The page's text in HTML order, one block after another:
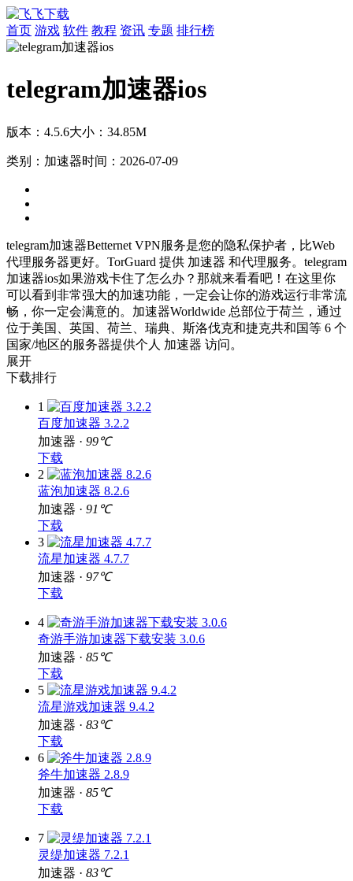
首页 游戏 软件 教程 资讯 专题 排行榜
telegram加速器ios
版本：4.5.6大小：34.85M
类别：加速器时间：2026-07-09
telegram加速器Betternet VPN服务是您的隐私保护者，比Web
代理服务器更好。TorGuard 提供 加速器 和代理服务。telegram
加速器ios如果游戏卡住了怎么办？那就来看看吧！在这里你
可以看到非常强大的加速功能，一定会让你的游戏运行非常流
畅，你一定会满意的。加速器Worldwide 总部位于荷兰，通过
位于美国、英国、荷兰、瑞典、斯洛伐克和捷克共和国等 6 个
国家/地区的服务器提供个人 加速器 访问。
展开
下载排行
1
百度加速器 3.2.2
加速器 · 99℃
下载
2
蓝泡加速器 8.2.6
加速器 · 91℃
下载
3
流星加速器 4.7.7
加速器 · 97℃
下载
4
奇游手游加速器下载安装 3.0.6
加速器 · 85℃
下载
5
流星游戏加速器 9.4.2
加速器 · 83℃
下载
6
斧牛加速器 2.8.9
加速器 · 85℃
下载
7
灵缇加速器 7.2.1
加速器 · 83℃